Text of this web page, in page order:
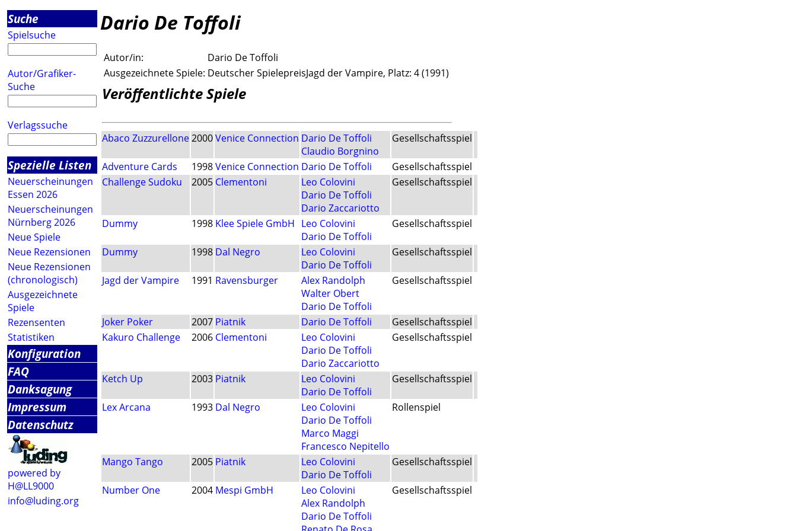
Suche
Spielsuche
Autor/Grafiker-
Suche
Verlagssuche
Spezielle Listen
Neuerscheinungen
Essen 2026
Neuerscheinungen
Nürnberg 2026
Neue Spiele
Neue Rezensionen
Neue Rezensionen
(chronologisch)
Ausgezeichnete
Spiele
Rezensenten
Statistiken
Konfiguration
FAQ
Danksagung
Impressum
Datenschutz
powered by
H@LL9000
info@luding.org
Dario De Toffoli
Autor/in:
Dario De Toffoli
Ausgezeichnete Spiele: Deutscher SpielepreisJagd der Vampire, Platz: 4 (1991)
Veröffentlichte Spiele
Abaco Zuzzurellone2000Venice Connection Dario De Toffoli
Claudio Borgnino
Gesellschaftsspiel
Adventure Cards 1998Venice Connection Dario De Toffoli
Gesellschaftsspiel
Challenge Sudoku
2005 Clementoni
Leo Colovini
Dario De Toffoli
Dario Zaccariotto
Gesellschaftsspiel
Dummy 1998 Klee Spiele GmbH Leo Colovini
Dario De Toffoli
Gesellschaftsspiel
Dummy 1998 Dal Negro
Leo Colovini
Dario De Toffoli
Gesellschaftsspiel
Jagd der Vampire 1991 Ravensburger
Alex Randolph
Walter Obert
Dario De Toffoli
Gesellschaftsspiel
Joker Poker 2007 Piatnik Dario De Toffoli
Gesellschaftsspiel
Kakuro Challenge
2006 Clementoni
Leo Colovini
Dario De Toffoli
Dario Zaccariotto
Gesellschaftsspiel
Ketch Up 2003 Piatnik
Leo Colovini
Dario De Toffoli
Gesellschaftsspiel
Lex Arcana 1993 Dal Negro
Leo Colovini
Dario De Toffoli
Marco Maggi
Francesco Nepitello
Rollenspiel
Mango Tango 2005 Piatnik
Leo Colovini
Dario De Toffoli
Gesellschaftsspiel
Number One 2004 Mespi GmbH
Leo Colovini
Alex Randolph
Dario De Toffoli
Gesellschaftsspiel